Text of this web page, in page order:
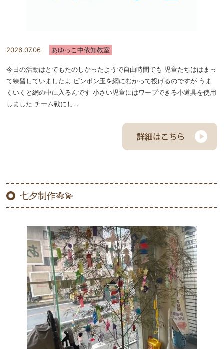
2026.07.06 あゆっこ中依知教室
今日の活動はとてもたのしかったようで自由時間でも 児童たちははまっ
て練習していましたよ ピンポン玉を網にむかって投げるのですが うま
くいくと網の中に入るんです 小さい児童にはワープできる小道具を使用
しました チーム戦にし…
七夕制作🎋💫